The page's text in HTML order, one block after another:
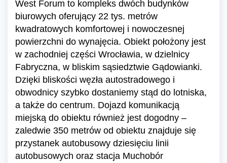
West Forum to kompleks dwóch budynków
biurowych oferujący 22 tys. metrów
kwadratowych komfortowej i nowoczesnej
powierzchni do wynajęcia. Obiekt położony jest
w zachodniej części Wrocławia, w dzielnicy
Fabryczna, w bliskim sąsiedztwie Gądowianki.
Dzięki bliskości węzła autostradowego i
obwodnicy szybko dostaniemy stąd do lotniska,
a także do centrum. Dojazd komunikacją
miejską do obiektu również jest dogodny –
zaledwie 350 metrów od obiektu znajduje się
przystanek autobusowy dziesięciu linii
autobusowych oraz stacja Muchobór